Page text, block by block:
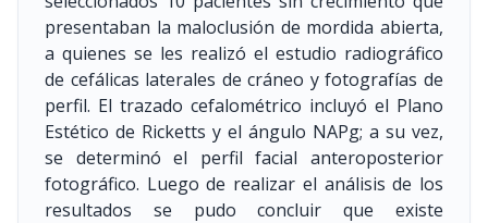
presentaban la maloclusión de mordida abierta,
a quienes se les realizó el estudio radiográfico
de cefálicas laterales de cráneo y fotografías de
perfil. El trazado cefalométrico incluyó el Plano
Estético de Ricketts y el ángulo NAPg; a su vez,
se determinó el perfil facial anteroposterior
fotográfico. Luego de realizar el análisis de los
resultados se pudo concluir que existe